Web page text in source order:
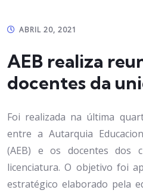
ABRIL 20, 2021
AEB realiza
docentes da
Foi realizada na última
entre a Autarquia
(AEB) e os docentes dos
licenciatura. O objetivo foi
estratégico elaborado pela